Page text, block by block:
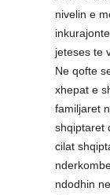
nivelin e
jeteses te
Ne qofte
xhepat e
familjaret
shqiptaret
cilat
ndodhin